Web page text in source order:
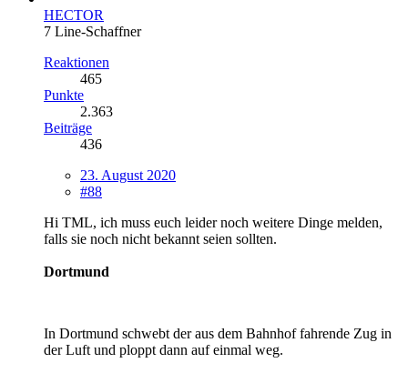
HECTOR
7 Line-Schaffner
Reaktionen
465
Punkte
2.363
Beiträge
436
23. August 2020
#88
Hi TML, ich muss euch leider noch weitere Dinge melden,
falls sie noch nicht bekannt seien sollten.
Dortmund
In Dortmund schwebt der aus dem Bahnhof fahrende Zug in
der Luft und ploppt dann auf einmal weg.